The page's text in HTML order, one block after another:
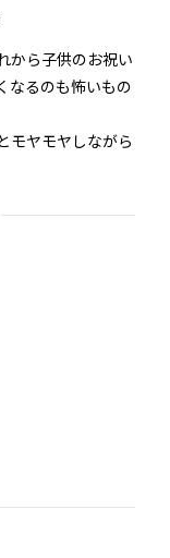
から子供のお祝い
なるのも怖いもの
モヤモヤしながら